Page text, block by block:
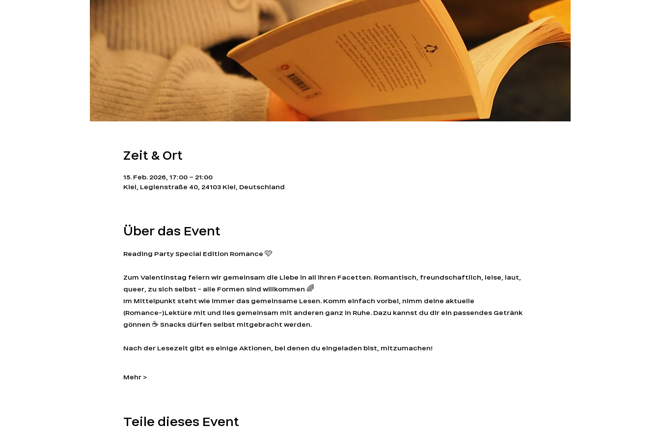
Zeit & Ort
15. Feb. 2026, 17:00 – 21:00
Kiel, Legienstraße 40, 24103 Kiel, Deutschland
Über das Event
Reading Party Special Edition Romance 🩷
Zum Valentinstag feiern wir gemeinsam die Liebe in all ihren Facetten. Romantisch, freundschaftlich, leise, laut,
queer, zu sich selbst - alle Formen sind willkommen 🌈
Im Mittelpunkt steht wie immer das gemeinsame Lesen. Komm einfach vorbei, nimm deine aktuelle
(Romance-)Lektüre mit und lies gemeinsam mit anderen ganz in Ruhe. Dazu kannst du dir ein passendes Getränk
gönnen ☕️ Snacks dürfen selbst mitgebracht werden.
Nach der Lesezeit gibt es einige Aktionen, bei denen du eingeladen bist, mitzumachen!
Mehr >
Teile dieses Event